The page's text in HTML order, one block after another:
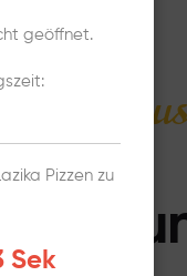
geöffnet.
Pizzen zu
Sek